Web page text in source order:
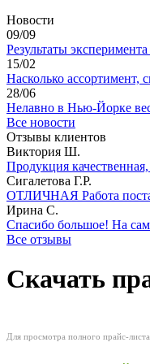
Новости
09/09
Результаты
15/02
Насколько ассортимент,
28/06
Нелавно в Нью-Йорке
Все новости
Отзывы клиентов
Виктория Ш.
Продукция
Сигалетова Г.Р.
ОТЛИЧНАЯ Работа
Ирина С.
Спасибо большое! На
Все отзывы
Скачать
Для просмотра полного прайс-